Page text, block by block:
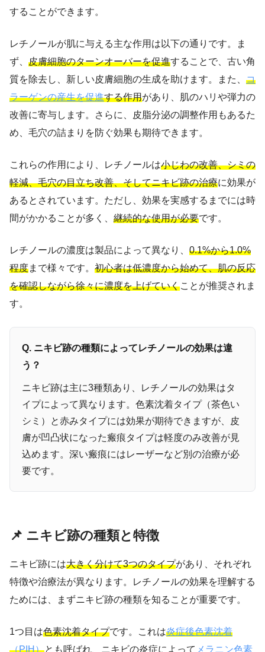
することができます。
レチノールが肌に与える主な作用は以下の通りです。ま
ず、 皮膚細胞のターンオーバーを促進することで、古い角
質を除去し、新しい皮膚細胞の生成を助けます。また、 コ
ラーゲンの産生を促進する作用があり、肌のハリや弾力の
改善に寄与します。さらに、皮脂分泌の調整作用もあるた
め、毛穴の詰まりを防ぐ効果も期待できます。
これらの作用により、レチノールは小じわの改善、シミの
軽減、毛穴の目立ち改善、そしてニキビ跡の治療に効果が
あるとされています。ただし、効果を実感するまでには時
間がかかることが多く、 継続的な使用が必要です。
レチノールの濃度は製品によって異なり、 0.1%から1.0%
程度まで様々です。 初心者は低濃度から始めて、肌の反応
を確認しながら徐々に濃度を上げていくことが推奨されま
す。
Q. ニキビ跡の種類によってレチノールの効果は違
う？
ニキビ跡は主に3種類あり、レチノールの効果はタ
イプによって異なります。色素沈着タイプ（茶色い
シミ）と赤みタイプには効果が期待できますが、皮
膚が凹凸状になった瘢痕タイプは軽度のみ改善が見
込めます。深い瘢痕にはレーザーなど別の治療が必
要です。
📌 ニキビ跡の種類と特徴
ニキビ跡には大きく分けて3つのタイプがあり、それぞれ
特徴や治療法が異なります。レチノールの効果を理解する
ためには、まずニキビ跡の種類を知ることが重要です。
1つ目は色素沈着タイプです。これは炎症後色素沈着
（PIH）とも呼ばれ、ニキビの炎症によって メラニン色素